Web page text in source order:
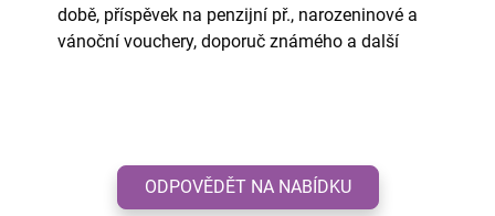
době, příspěvek na penzijní př., narozeninové a
vánoční vouchery, doporuč známého a další
ODPOVĚDĚT NA NABÍDKU